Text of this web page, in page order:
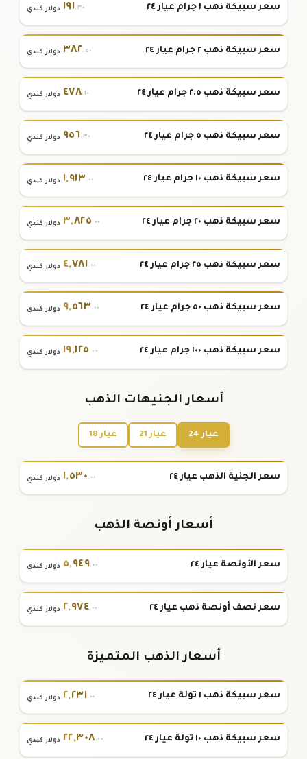
سعر سبيكة ذهب ١ جرام عيار ٢٤ ١٩١.٣٠ دولار كندي
سعر سبيكة ذهب ٢ جرام عيار ٢٤ ٣٨٢.٥٠ دولار كندي
سعر سبيكة ذهب ٢.٥ جرام عيار ٢٤ ٤٧٨.١٠ دولار كندي
سعر سبيكة ذهب ٥ جرام عيار ٢٤ ٩٥٦.٣٠ دولار كندي
سعر سبيكة ذهب ١٠ جرام عيار ٢٤ ١,٩١٣.٠٠ دولار كندي
سعر سبيكة ذهب ٢٠ جرام عيار ٢٤ ٣,٨٢٥.٠٠ دولار كندي
سعر سبيكة ذهب ٢٥ جرام عيار ٢٤ ٤,٧٨١.٠٠ دولار كندي
سعر سبيكة ذهب ٥٠ جرام عيار ٢٤ ٩,٥٦٣.٠٠ دولار كندي
سعر سبيكة ذهب ١٠٠ جرام عيار ٢٤ ١٩,١٢٥ .٠٠ دولار كندي
أسعار الجنيهات الذهب
عيار 24 عيار 21 عيار 18
سعر الجنية الذهب عيار ٢٤ ١,٥٣٠.٠٠ دولار كندي
أسعار أونصة الذهب
سعر الأونصة عيار ٢٤ ٥,٩٤٩.٠٠ دولار كندي
سعر نصف أونصة ذهب عيار ٢٤ ٢,٩٧٤.٠٠ دولار كندي
أسعار الذهب المتميزة
سعر سبيكة ذهب ١ تولة عيار ٢٤ ٢,٢٣١.٠٠ دولار كندي
سعر سبيكة ذهب ١٠ تولة عيار ٢٤ ٢٢,٣٠٨.٠٠ دولار كندي